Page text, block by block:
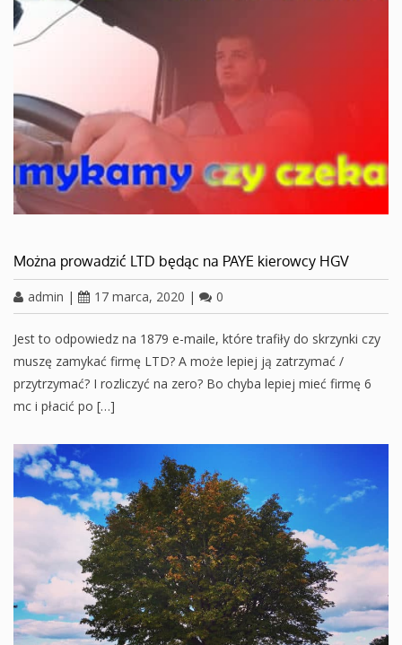
Można prowadzić LTD będąc na PAYE kierowcy HGV
admin | 17 marca, 2020 | 0
Jest to odpowiedz na 1879 e-maile, które trafiły do skrzynki czy
muszę zamykać firmę LTD? A może lepiej ją zatrzymać /
przytrzymać? I rozliczyć na zero? Bo chyba lepiej mieć firmę 6
mc i płacić po […]